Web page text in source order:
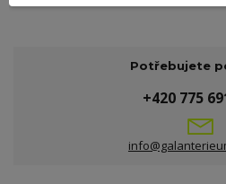
Potřebujete
+420 775